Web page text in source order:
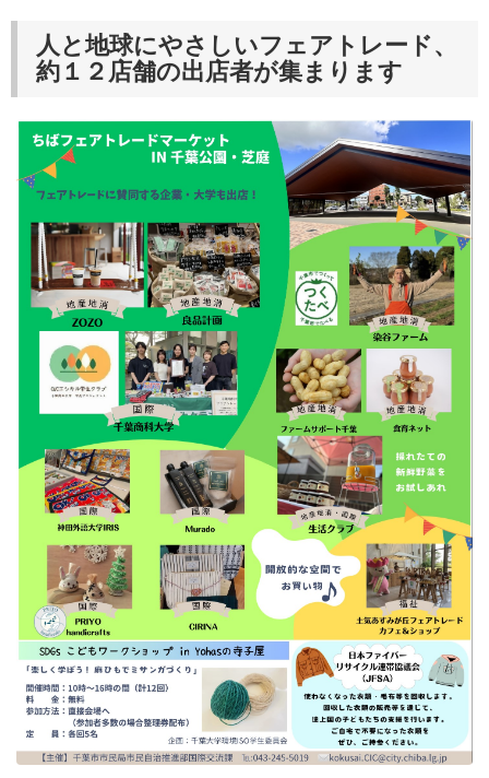
人と地球にやさしいフェアトレード、
約１２店舗の出店者が集まります